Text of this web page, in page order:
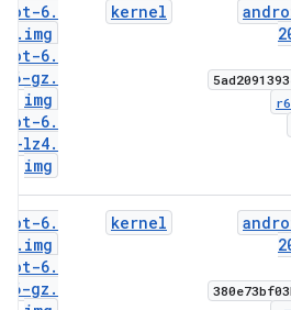
r6
kernel
6.
. img
6.
6-gz .
img
6.
6-lz4.
img
kernel
6.
. img
6.
6-gz .